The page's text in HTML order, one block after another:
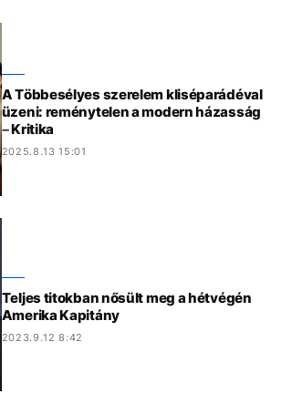
A Többesélyes szerelem kliséparádéval
üzeni: reménytelen a modern házasság
– Kritika
2025.8.13 15:01
Teljes titokban nősült meg a hétvégén
Amerika Kapitány
2023.9.12 8:42